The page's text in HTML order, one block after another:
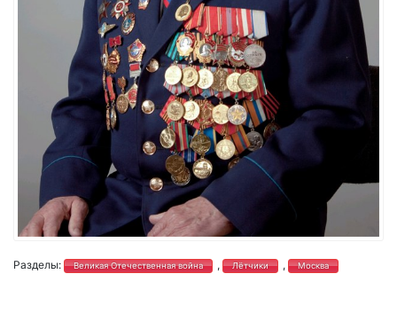
Разделы: Великая Отечественная война , Лётчики , Москва